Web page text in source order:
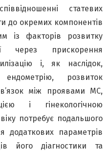
статевих
до окремих компонентів
із факторів розвитку
через прискорення
і, як наслідок,
розвиток
між проявами МС,
і гінекологічною
потребує подальшого
додаткових параметрів
його діагностики та